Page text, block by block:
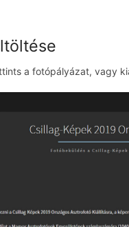
a fotópályázat, vagy